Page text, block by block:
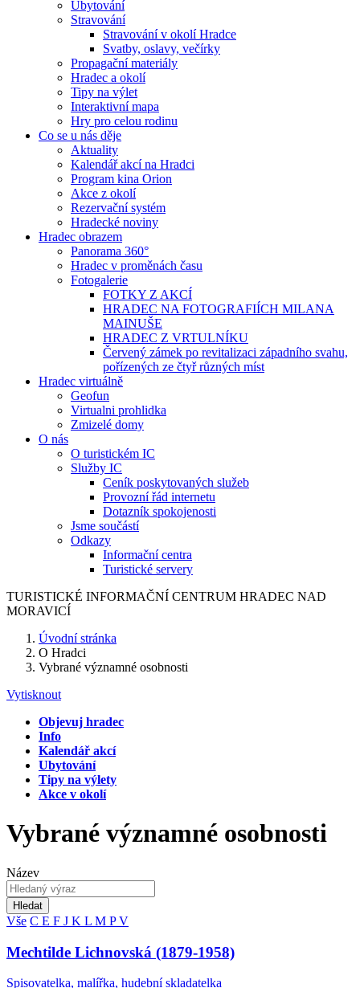
Ubytování
Stravování
Stravování v okolí Hradce
Svatby, oslavy, večírky
Propagační materiály
Hradec a okolí
Tipy na výlet
Interaktivní mapa
Hry pro celou rodinu
Co se u nás děje
Aktuality
Kalendář akcí na Hradci
Program kina Orion
Akce z okolí
Rezervační systém
Hradecké noviny
Hradec obrazem
Panorama 360°
Hradec v proměnách času
Fotogalerie
FOTKY Z AKCÍ
HRADEC NA FOTOGRAFIÍCH MILANA
MAINUŠE
HRADEC Z VRTULNÍKU
Červený zámek po revitalizaci západního svahu,
pořízených ze čtyř různých míst
Hradec virtuálně
Geofun
Virtualni prohlidka
Zmizelé domy
O nás
O turistickém IC
Služby IC
Ceník poskytovaných služeb
Provozní řád internetu
Dotazník spokojenosti
Jsme součástí
Odkazy
Informační centra
Turistické servery
TURISTICKÉ INFORMAČNÍ CENTRUM HRADEC NAD
MORAVICÍ
Úvodní stránka
O Hradci
Vybrané významné osobnosti
Vytisknout
Objevuj hradec
Info
Kalendář akcí
Ubytování
Tipy na výlety
Akce v okolí
Vybrané významné osobnosti
Název
Hledat
Vše C E F J K L M PV
Mechtilde Lichnovská (1879-1958)
Spisovatelka, malířka, hudební skladatelka